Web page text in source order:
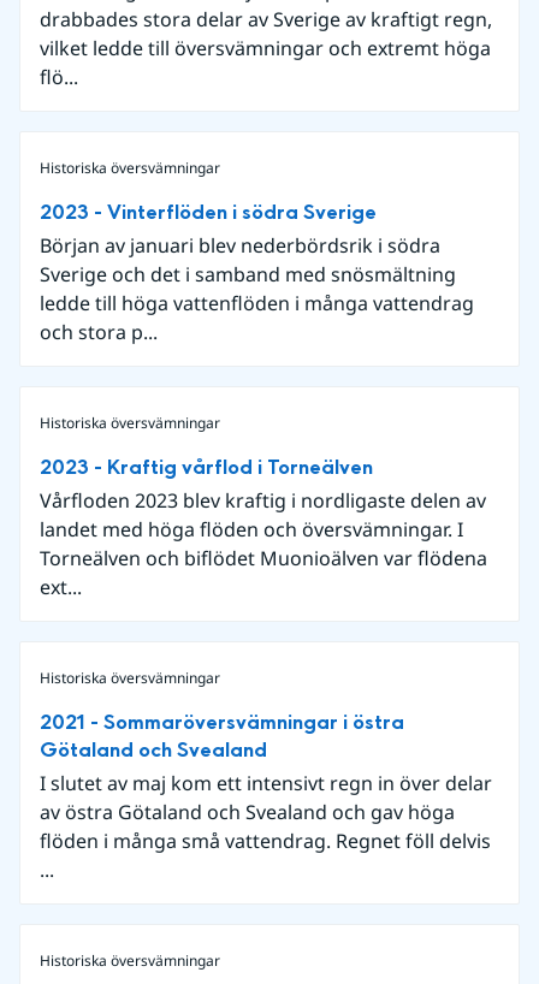
drabbades stora delar av Sverige av kraftigt regn,
vilket ledde till översvämningar och extremt höga
flö...
Historiska översvämningar
2023 - Vinterflöden i södra Sverige
Början av januari blev nederbördsrik i södra
Sverige och det i samband med snösmältning
ledde till höga vattenflöden i många vattendrag
och stora p...
Historiska översvämningar
2023 - Kraftig vårflod i Torneälven
Vårfloden 2023 blev kraftig i nordligaste delen av
landet med höga flöden och översvämningar. I
Torneälven och biflödet Muonioälven var flödena
ext...
Historiska översvämningar
2021 - Sommaröversvämningar i östra
Götaland och Svealand
I slutet av maj kom ett intensivt regn in över delar
av östra Götaland och Svealand och gav höga
flöden i många små vattendrag. Regnet föll delvis
...
Historiska översvämningar